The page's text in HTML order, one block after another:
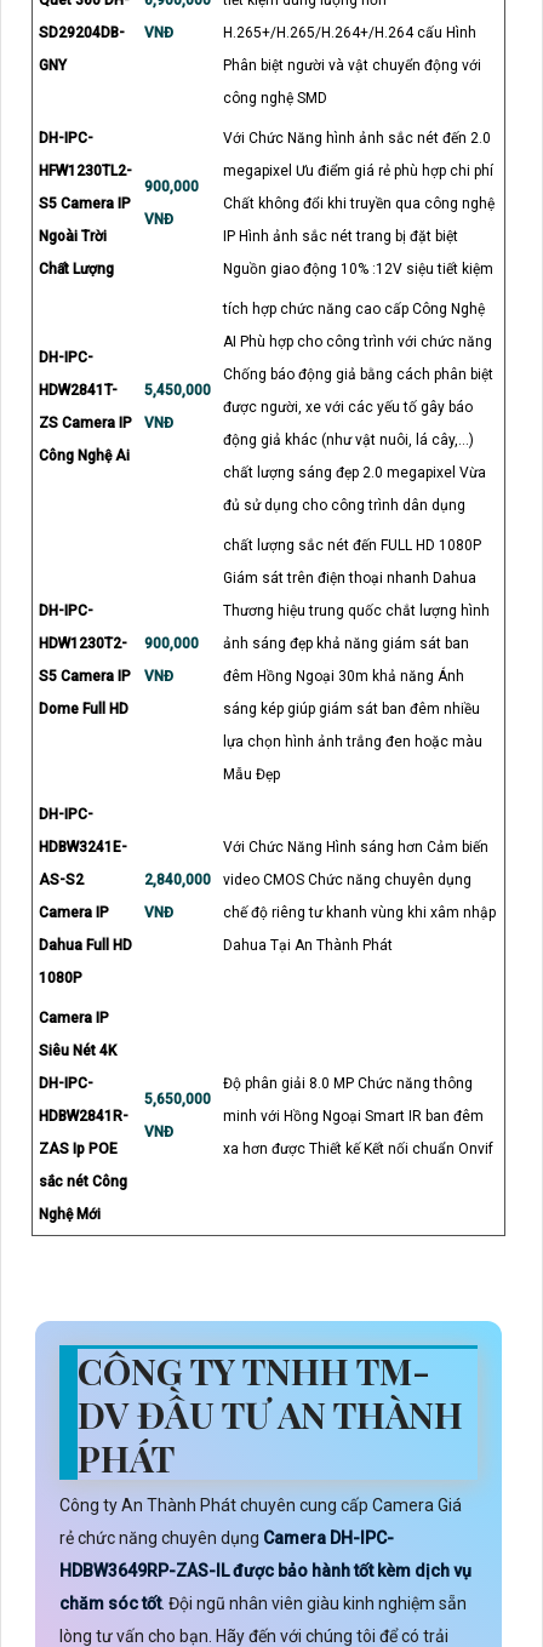
SD29204DB-
GNY
VNĐ
H.265+/H.265/H.264+/H.264 cấu Hình
Phân biệt người và vật chuyển động với
công nghệ SMD
DH-IPC-
HFW1230TL2-
S5 Camera IP
Ngoài Trời
Chất Lượng
900,000
VNĐ
Với Chức Năng hình ảnh sắc nét đến 2.0
megapixel Ưu điểm giá rẻ phù hợp chi phí
Chất không đổi khi truyền qua công nghệ
IP Hình ảnh sắc nét trang bị đặt biệt
Nguồn giao động 10% :12V siệu tiết kiệm
DH-IPC-
HDW2841T-
ZS Camera IP
Công Nghệ Ai
5,450,000
VNĐ
tích hợp chức năng cao cấp Công Nghệ
AI Phù hợp cho công trình với chức năng
Chống báo động giả bằng cách phân biệt
được người, xe với các yếu tố gây báo
động giả khác (như vật nuôi, lá cây,...)
chất lượng sáng đẹp 2.0 megapixel Vừa
đủ sử dụng cho công trình dân dụng
DH-IPC-
HDW1230T2-
S5 Camera IP
Dome Full HD
900,000
VNĐ
chất lượng sắc nét đến FULL HD 1080P
Giám sát trên điện thoại nhanh Dahua
Thương hiệu trung quốc chắt lượng hình
ảnh sáng đẹp khả năng giám sát ban
đêm Hồng Ngoại 30m khả năng Ánh
sáng kép giúp giám sát ban đêm nhiều
lựa chọn hình ảnh trắng đen hoặc màu
Mẫu Đẹp
DH-IPC-
HDBW3241E-
AS-S2
Camera IP
Dahua Full HD
1080P
2,840,000
VNĐ
Với Chức Năng Hình sáng hơn Cảm biến
video CMOS Chức năng chuyên dụng
chế độ riêng tư khanh vùng khi xâm nhập
Dahua Tại An Thành Phát
Camera IP
Siêu Nét 4K
DH-IPC-
HDBW2841R-
ZAS Ip POE
sắc nét Công
Nghệ Mới
5,650,000
VNĐ
Độ phân giải 8.0 MP Chức năng thông
minh với Hồng Ngoại Smart IR ban đêm
xa hơn được Thiết kế Kết nối chuẩn Onvif
CÔNG TY TNHH TM-
DV ĐẦU TƯ AN THÀNH
PHÁT
Công ty An Thành Phát chuyên cung cấp Camera Giá
rẻ chức năng chuyên dụng Camera DH-IPC-
HDBW3649RP-ZAS-IL được bảo hành tốt kèm dịch vụ
chăm sóc tốt. Đội ngũ nhân viên giàu kinh nghiệm sẵn
lòng tư vấn cho bạn. Hãy đến với chúng tôi để có trải